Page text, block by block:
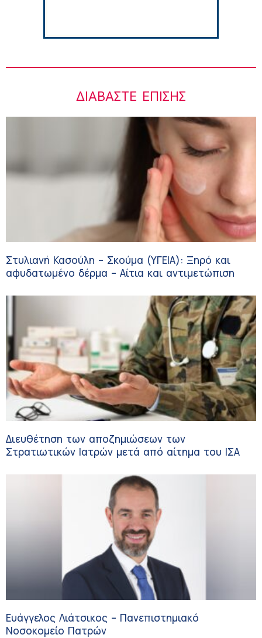
ΔΙΑΒΆΣΤΕ ΕΠΊΣΗΣ
Στυλιανή Κασούλη – Σκούμα (ΥΓΕΙΑ): Ξηρό και
αφυδατωμένο δέρμα – Αίτια και αντιμετώπιση
Διευθέτηση των αποζημιώσεων των
Στρατιωτικών Ιατρών μετά από αίτημα του ΙΣΑ
Ευάγγελος Λιάτσικος – Πανεπιστημιακό
Νοσοκομείο Πατρών